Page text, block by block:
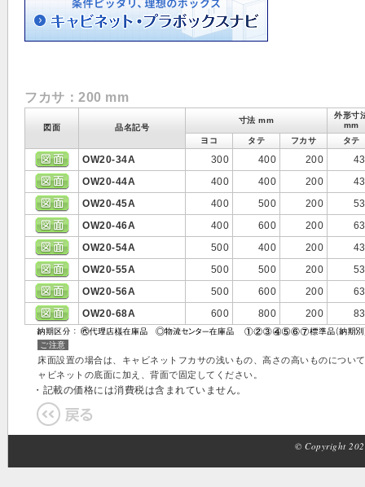
フカサ：200 mm
図面 品名記号
寸法 mm
外形寸
mm
ヨコ
タテ フカサ タテ
OW20-34A 300 400 200
OW20-44A
400 400 200
OW20-45A
400 500 200
OW20-46A
400 600 200
OW20-54A
500 400 200
OW20-55A
500 500 200
OW20-56A
500 600 200
OW20-68A
600 800 200
ご注意
床面設置の場合は、キャビネットフカサの浅いもの、高さの高いものにつ
ャビネットの底面に加え、背面で固定してください。
・記載の価格には消費税は含まれていません。
© Copyright